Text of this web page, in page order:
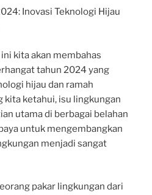
Inovasi Teknologi Hijau
kita akan membahas
tahun 2024 yang
hijau dan ramah
kita ketahui, isu lingkungan
utama di berbagai belahan
untuk mengembangkan
menjadi sangat
pakar lingkungan dari